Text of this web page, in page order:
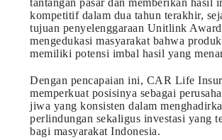
kompetitif dalam dua tahun terakhir,
tujuan penyelenggaraan Unitlink
mengedukasi masyarakat bahwa
memiliki potensi imbal hasil yang
Dengan pencapaian ini, CAR Life
memperkuat posisinya sebagai
jiwa yang konsisten dalam
perlindungan sekaligus investasi yang
bagi masyarakat Indonesia.